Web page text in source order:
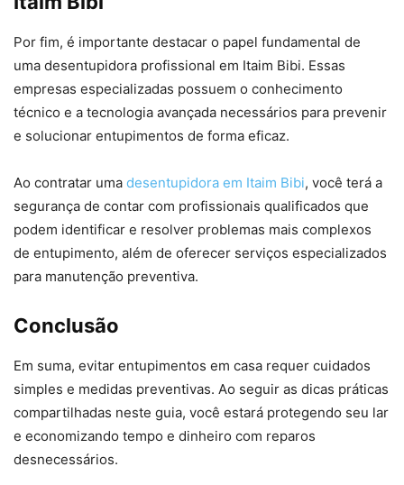
Por fim, é importante destacar o papel fundamental de
uma desentupidora profissional em Itaim Bibi. Essas
empresas especializadas possuem o conhecimento
técnico e a tecnologia avançada necessários para prevenir
e solucionar entupimentos de forma eficaz.
Ao contratar uma desentupidora em Itaim Bibi, você terá a
segurança de contar com profissionais qualificados que
podem identificar e resolver problemas mais complexos
de entupimento, além de oferecer serviços especializados
para manutenção preventiva.
Conclusão
Em suma, evitar entupimentos em casa requer cuidados
simples e medidas preventivas. Ao seguir as dicas práticas
compartilhadas neste guia, você estará protegendo seu lar
e economizando tempo e dinheiro com reparos
desnecessários.